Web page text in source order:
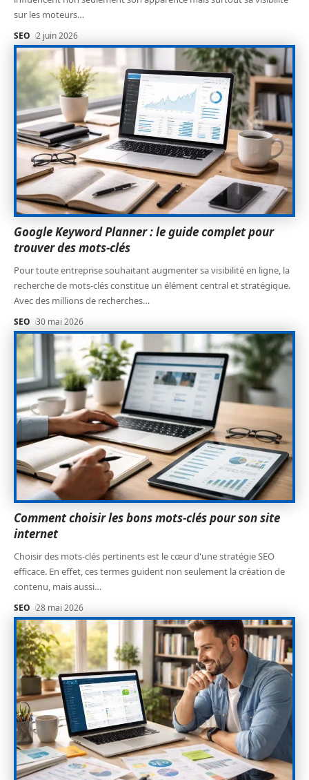
sur les moteurs…
SEO 2 juin 2026
Google Keyword Planner : le guide complet pour
trouver des mots-clés
Pour toute entreprise souhaitant augmenter sa visibilité en ligne, la
recherche de mots-clés constitue un élément central et stratégique.
Avec des millions de recherches…
SEO 30 mai 2026
Comment choisir les bons mots-clés pour son site
internet
Choisir des mots-clés pertinents est le cœur d'une stratégie SEO
efficace. En effet, ces termes guident non seulement la création de
contenu, mais aussi…
SEO 28 mai 2026